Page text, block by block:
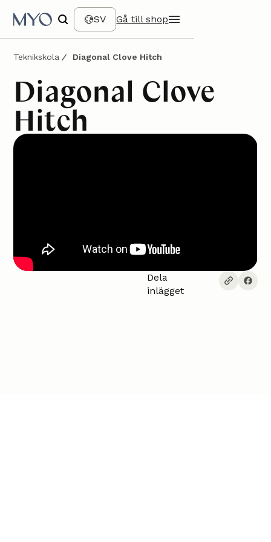
SV Gå till shop
Teknikskola Diagonal Clove Hitch
Diagonal Clove
Hitch
Dela
inlägget